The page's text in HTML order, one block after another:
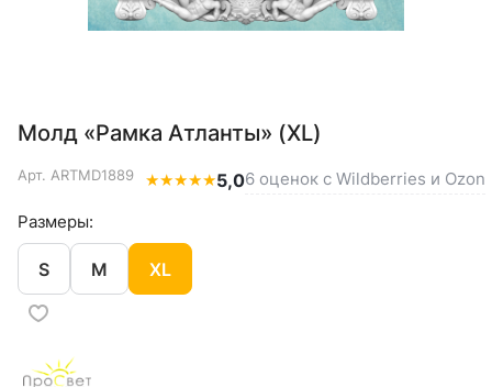
Молд «Рамка Атланты» (XL)
Арт. ARTMD1889 ★★★★★5,06 оценок с Wildberries и Ozon
Размеры:
S M XL